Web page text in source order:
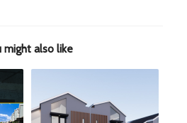
might also like